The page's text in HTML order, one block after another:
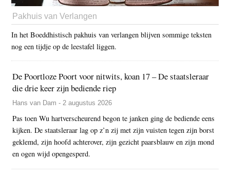
Pakhuis van Verlangen
In het Boeddhistisch pakhuis van verlangen blijven sommige teksten
nog een tijdje op de leestafel liggen.
De Poortloze Poort voor nitwits, koan 17 – De staatsleraar
die drie keer zijn bediende riep
Hans van Dam - 2 augustus 2026
Pas toen Wu hartverscheurend begon te janken ging de bediende eens
kijken. De staatsleraar lag op z’n zij met zijn vuisten tegen zijn borst
geklemd, zijn hoofd achterover, zijn gezicht paarsblauw en zijn mond
en ogen wijd opengesperd.